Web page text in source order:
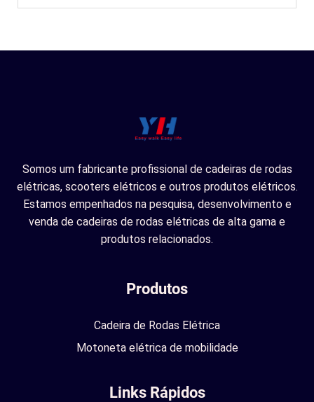
Somos um fabricante profissional de cadeiras de rodas
elétricas, scooters elétricos e outros produtos elétricos.
Estamos empenhados na pesquisa, desenvolvimento e
venda de cadeiras de rodas elétricas de alta gama e
produtos relacionados.
Produtos
Cadeira de Rodas Elétrica
Motoneta elétrica de mobilidade
Links Rápidos